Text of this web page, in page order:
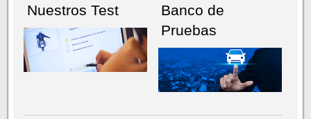
Nuestros Test
Banco de
Pruebas